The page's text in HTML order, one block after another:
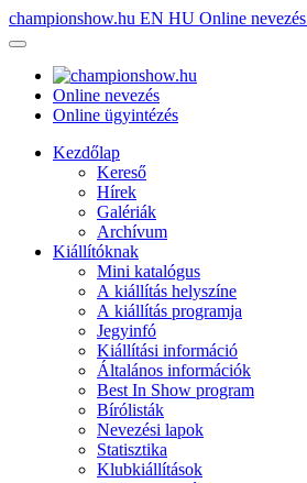
championshow.hu EN HU Online nevezés
Online nevezés
Online ügyintézés
Kezdőlap
Kereső
Hírek
Galériák
Archívum
Kiállítóknak
Mini katalógus
A kiállítás helyszíne
A kiállítás programja
Jegyinfó
Kiállítási információ
Általános információk
Best In Show program
Bírólisták
Nevezési lapok
Statisztika
Klubkiállítások